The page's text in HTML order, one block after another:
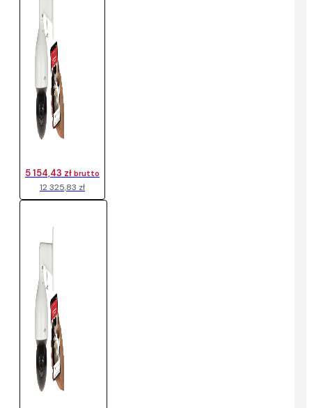
12 325,83 zł
5 154,43 zł brutto